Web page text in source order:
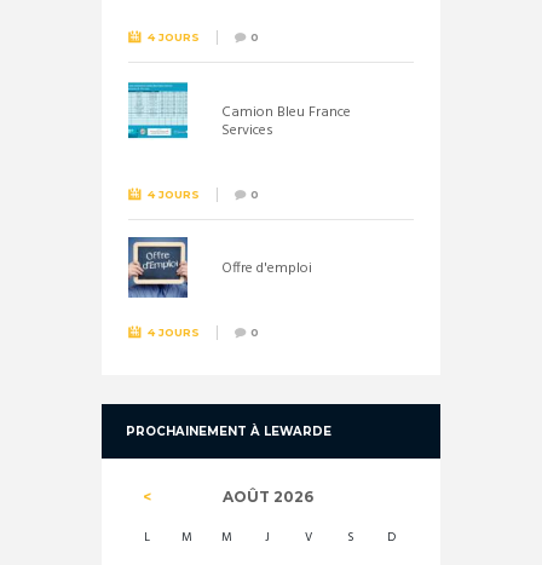
4 JOURS 0
Camion Bleu France
Services
4 JOURS 0
Offre d'emploi
4 JOURS 0
PROCHAINEMENT À LEWARDE
AOÛT 2026
L M M J V S D